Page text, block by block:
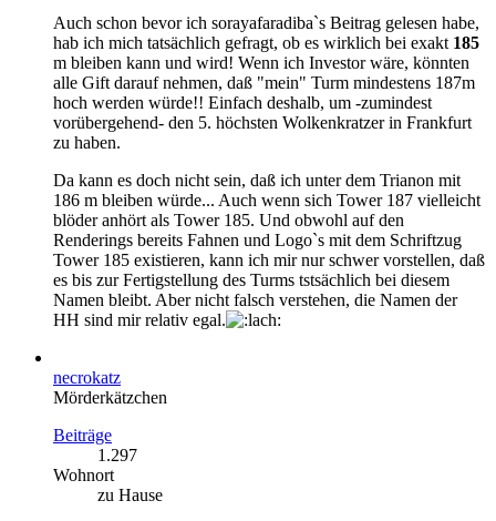
Auch schon bevor ich sorayafaradiba`s Beitrag gelesen habe,
hab ich mich tatsächlich gefragt, ob es wirklich bei exakt 185
m bleiben kann und wird! Wenn ich Investor wäre, könnten
alle Gift darauf nehmen, daß "mein" Turm mindestens 187m
hoch werden würde!! Einfach deshalb, um -zumindest
vorübergehend- den 5. höchsten Wolkenkratzer in Frankfurt
zu haben.
Da kann es doch nicht sein, daß ich unter dem Trianon mit
186 m bleiben würde... Auch wenn sich Tower 187 vielleicht
blöder anhört als Tower 185. Und obwohl auf den
Renderings bereits Fahnen und Logo`s mit dem Schriftzug
Tower 185 existieren, kann ich mir nur schwer vorstellen, daß
es bis zur Fertigstellung des Turms tstsächlich bei diesem
Namen bleibt. Aber nicht falsch verstehen, die Namen der
HH sind mir relativ egal.
necrokatz
Mörderkätzchen
Beiträge
1.297
Wohnort
zu Hause